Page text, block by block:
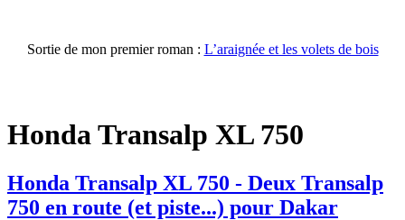
Sortie de mon premier roman : L’araignée et les volets de bois
Honda Transalp XL 750
Honda Transalp XL 750 - Deux Transalp
750 en route (et piste...) pour Dakar